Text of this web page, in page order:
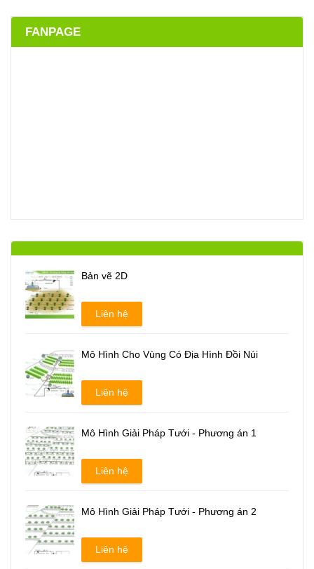
FANPAGE
Bản vẽ 2D
Liên hệ
Mô Hình Cho Vùng Có Địa Hình Đồi Núi
Liên hệ
Mô Hình Giải Pháp Tưới - Phương án 1
Liên hệ
Mô Hình Giải Pháp Tưới - Phương án 2
Liên hệ